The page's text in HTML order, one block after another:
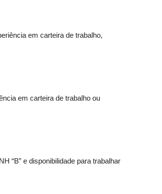
em carteira de trabalho,
em carteira de trabalho ou
“B” e disponibilidade para trabalhar